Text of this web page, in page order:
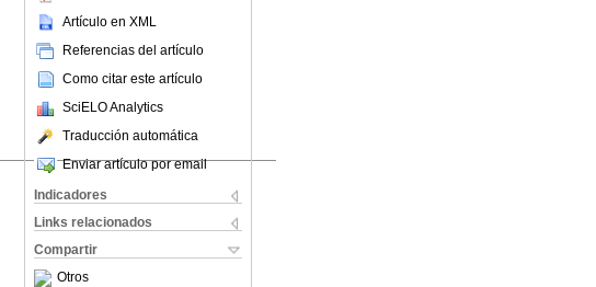
Artículo en XML
Referencias del artículo
Como citar este artículo
SciELO Analytics
Traducción automática
Enviar artículo por email
Indicadores
Links relacionados
Compartir
Otros